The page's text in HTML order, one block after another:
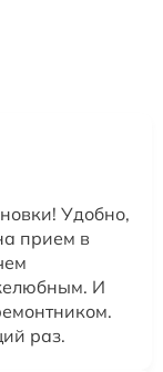
Удобно,
прием в
И
раз.